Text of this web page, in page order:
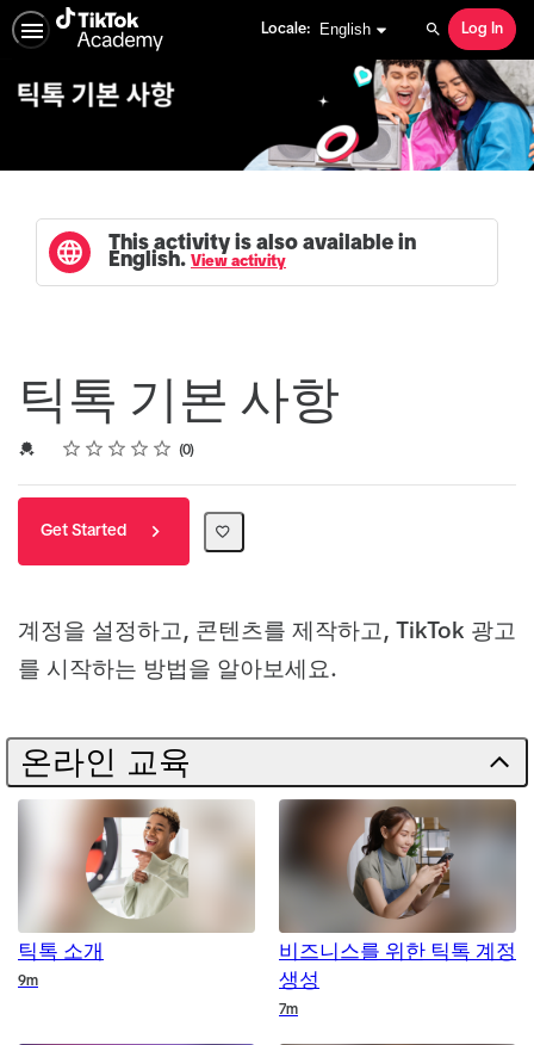
Locale:
English selected English Search
Log In
This activity is also available in
English. View activity
틱톡 기본 사항
Credential For Completion
Rating
1 star
2 stars
3 stars
4 stars
5 stars
Average rating: 0 0
No reviews
Get Started
계정을 설정하고, 콘텐츠를 제작하고, TikTok 광고
를 시작하는 방법을 알아보세요.
온라인 교육
틱톡 소개
Duration
9m
비즈니스를 위한 틱톡 계정
생성
7m